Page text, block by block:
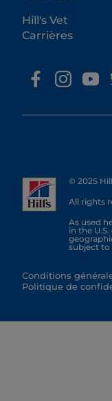
Hill's Vet
Carrières
© 2025
All rights
As used
in the
subject to
Conditions
Politique de